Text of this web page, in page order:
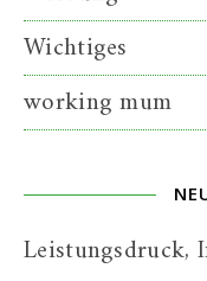
Wichtiges
working mum
Leistungsdruck,